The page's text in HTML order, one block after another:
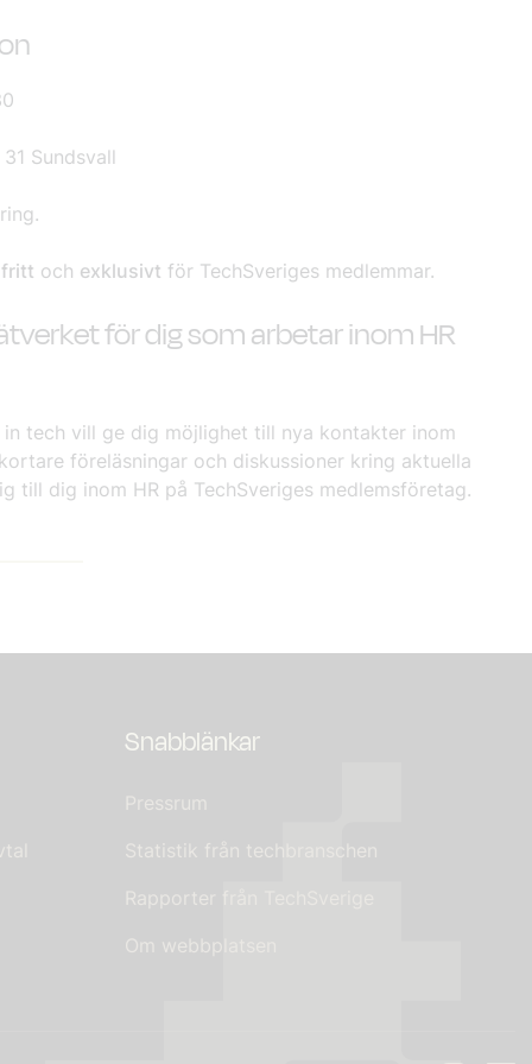
Sundsvall
och exklusivt för TechSveriges medlemmar.
för dig som arbetar inom HR
tech vill ge dig möjlighet till nya kontakter inom
föreläsningar och diskussioner kring aktuella
till dig inom HR på TechSveriges medlemsföretag.
Snabblänkar
Pressrum
Statistik från techbranschen
Rapporter från TechSverige
Om webbplatsen